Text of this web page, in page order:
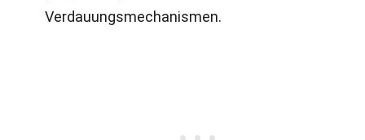
Verdauungsmechanismen.